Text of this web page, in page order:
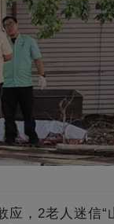
应，2老人迷信“